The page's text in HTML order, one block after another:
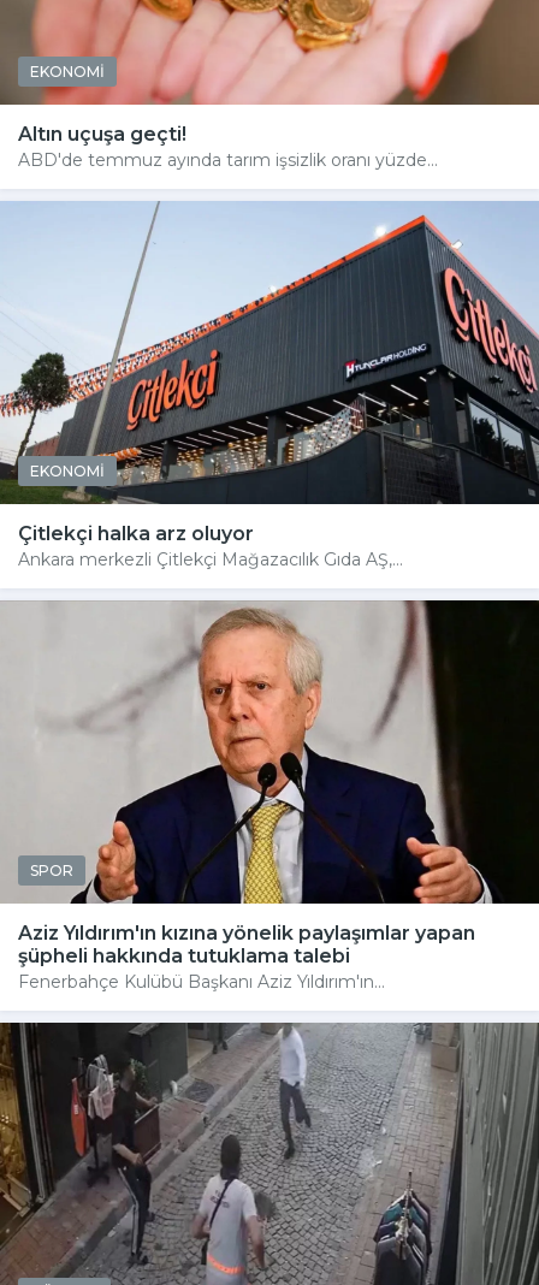
EKONOMİ
Altın uçuşa geçti!
ABD'de temmuz ayında tarım işsizlik oranı yüzde...
EKONOMİ
Çitlekçi halka arz oluyor
Ankara merkezli Çitlekçi Mağazacılık Gıda AŞ,...
SPOR
Aziz Yıldırım'ın kızına yönelik paylaşımlar yapan
şüpheli hakkında tutuklama talebi
Fenerbahçe Kulübü Başkanı Aziz Yıldırım'ın...